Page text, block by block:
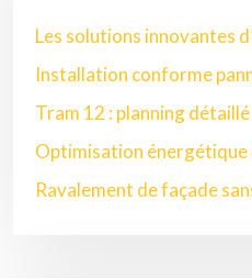
Les solutions innovantes
Installation conforme
Tram 12 : planning
Optimisation
Ravalement de façade